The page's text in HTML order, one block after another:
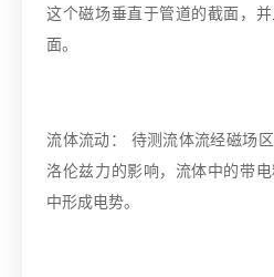
这个磁场垂直于管道的截面，
面。
流体流动： 待测流体流经磁场
洛伦兹力的影响，流体中的带
中形成电势。